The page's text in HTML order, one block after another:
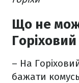
Що не
– На
бажати